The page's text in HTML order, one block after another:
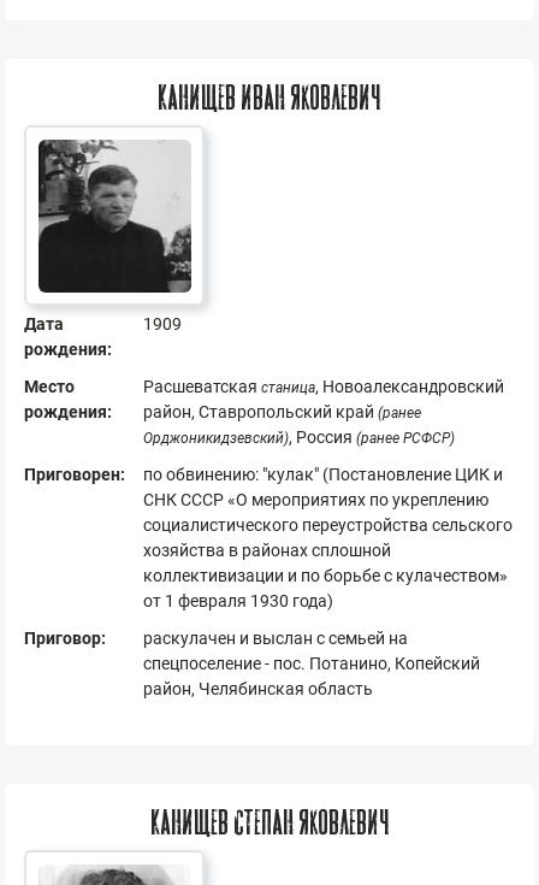
Канищев Иван Яковлевич
Дата
рождения:
1909
Место
рождения:
Расшеватская станица, Новоалександровский
район, Ставропольский край (ранее
Орджоникидзевский), Россия (ранее РСФСР)
Приговорен:
по обвинению: "кулак" (Постановление ЦИК и
СНК СССР «О мероприятиях по укреплению
социалистического переустройства сельского
хозяйства в районах сплошной
коллективизации и по борьбе с кулачеством»
от 1 февраля 1930 года)
Приговор:
раскулачен и выслан с семьей на
спецпоселение - пос. Потанино, Копейский
район, Челябинская область
Канищев Степан Яковлевич